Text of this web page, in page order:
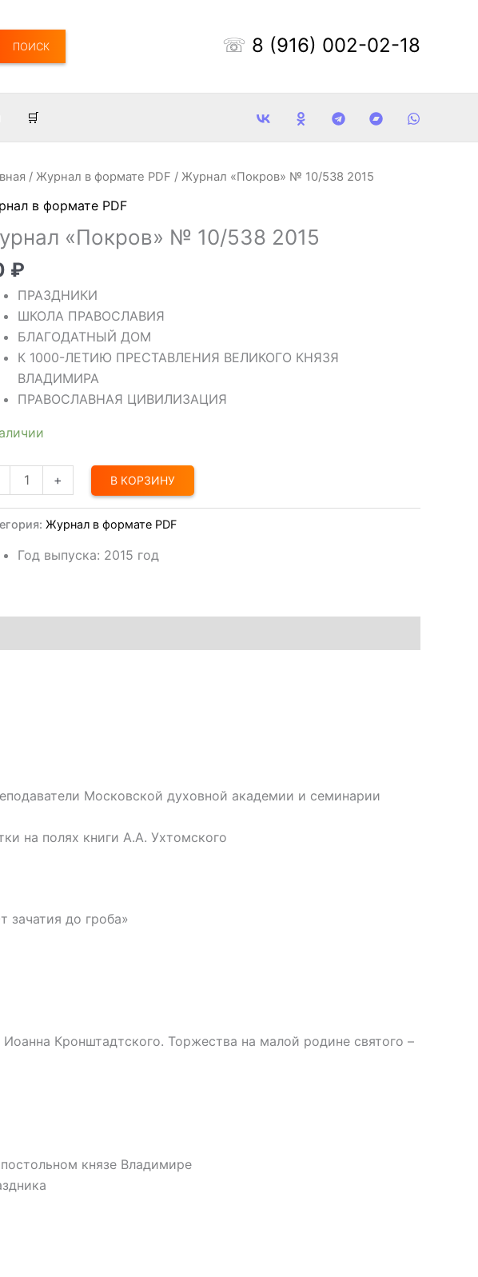
ПОИСК ☏ 8 (916) 002-02-18
🛒
/ Журнал в формате PDF / Журнал «Покров» № 10/538 2015
в формате PDF
«Покров» № 10/538 2015
₽
ПРАЗДНИКИ
ШКОЛА ПРАВОСЛАВИЯ
БЛАГОДАТНЫЙ ДОМ
К 1000-ЛЕТИЮ ПРЕСТАВЛЕНИЯ ВЕЛИКОГО КНЯЗЯ
ВЛАДИМИРА
ПРАВОСЛАВНАЯ ЦИВИЛИЗАЦИЯ
+ В КОРЗИНУ
Журнал в формате PDF
Год выпуска: 2015 год
Московской духовной академии и семинарии
на полях книги А.А. Ухтомского
зачатия до гроба»
Кронштадтского. Торжества на малой родине святого –
князе Владимире